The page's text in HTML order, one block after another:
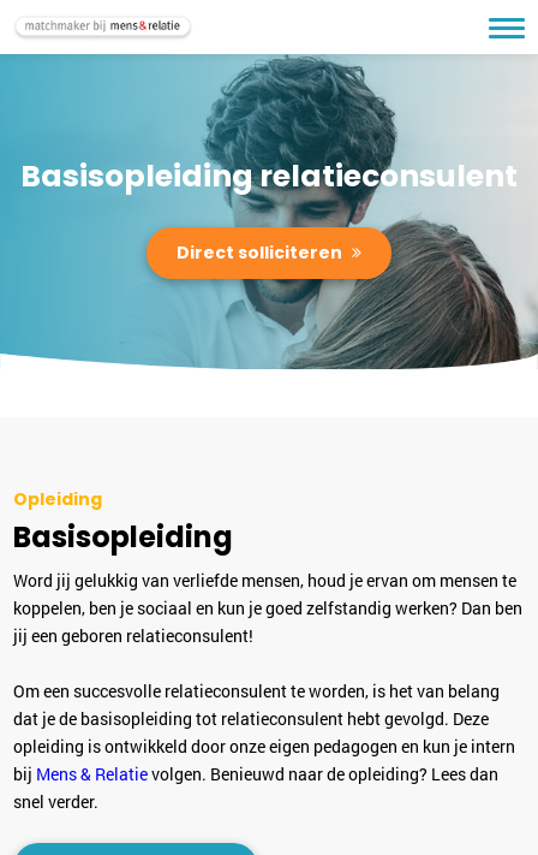
Basisopleiding relatieconsulent
Direct solliciteren
Opleiding
Basisopleiding
Word jij gelukkig van verliefde mensen, houd je ervan om mensen te
koppelen, ben je sociaal en kun je goed zelfstandig werken? Dan ben
jij een geboren relatieconsulent!
Om een succesvolle relatieconsulent te worden, is het van belang
dat je de basisopleiding tot relatieconsulent hebt gevolgd. Deze
opleiding is ontwikkeld door onze eigen pedagogen en kun je intern
bij Mens & Relatievolgen. Benieuwd naar de opleiding? Lees dan
snel verder.